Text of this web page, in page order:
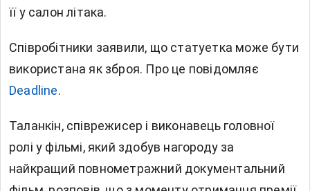
її у салон літака.
Співробітники заявили, що статуетка може бути
використана як зброя. Про це повідомляє
Deadline.
Таланкін, співрежисер і виконавець головної
ролі у фільмі, який здобув нагороду за
найкращий повнометражний документальний